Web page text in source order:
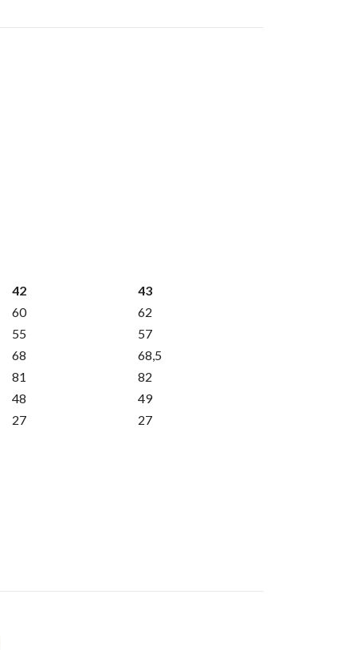
42
43
60
62
55
57
68
68,5
81
82
48
49
27 27